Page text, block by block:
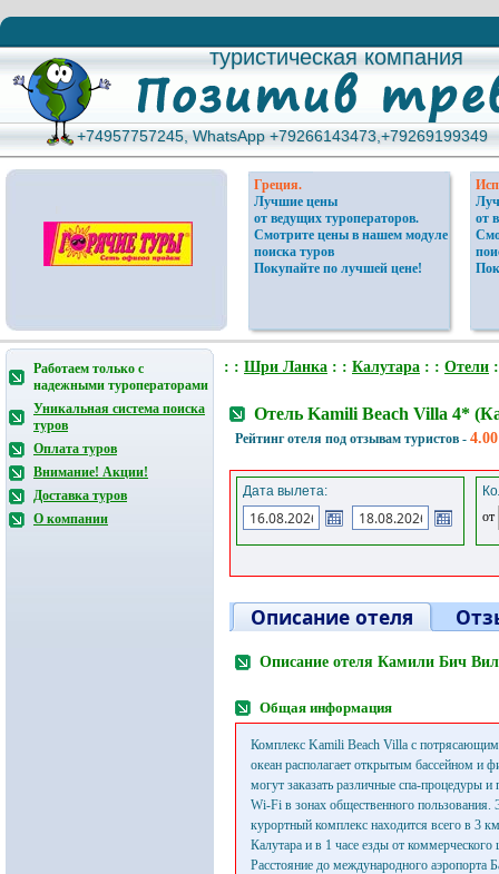
туристическая компания
туристическая компания
+74957757245, WhatsApp +79266143473,+79269199349
+74957757245, WhatsApp +79266143473,+79269199349
Греция.
Лучшие цены
от ведущих туроператоров.
Смотрите цены в нашем модуле
поиска туров
Покупайте по лучшей цене!
от
Работаем только с
надежными туроператорами
Уникальная система поиска
туров
Оплата туров
Внимание! Акции!
Доставка туров
О компании
: : Шри Ланка : : Калутара : : Отели
Отель Kamili Beach Villa 4*
Рейтинг отеля под отзывам туристов -
Дата вылета:
от
Описание отеля
Описание отеля Камили Бич
Общая информация
Комплекс Kamili Beach Villa с
океан располагает открытым бассейном и
могут заказать различные спа-процедуры и
Wi-Fi в зонах общественного
курортный комплекс находится всего в 3
Калутара и в 1 часе езды от
Расстояние до международного аэропорта